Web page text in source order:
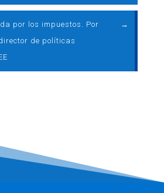
por los impuestos. Por
de políticas
→